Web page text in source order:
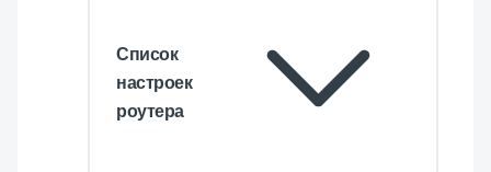
Список
настроек
роутера